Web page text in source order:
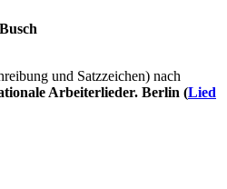
und Satzzeichen) nach
Arbeiterlieder. Berlin (Lied